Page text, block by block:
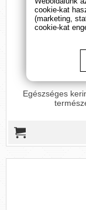
Egészséges
cookie-kat
(marketing,
cookie-kat